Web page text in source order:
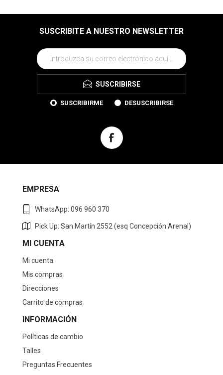
SUSCRIBITE A NUESTRO NEWSLETTER
SUSCRIBIRSE
SUSCRIBIRME DESUSCRIBIRSE
EMPRESA
WhatsApp: 096 960 370
Pick Up: San Martín 2552 (esq Concepción Arenal)
MI CUENTA
Mi cuenta
Mis compras
Direcciones
Carrito de compras
INFORMACIÓN
Políticas de cambio
Talles
Preguntas Frecuentes